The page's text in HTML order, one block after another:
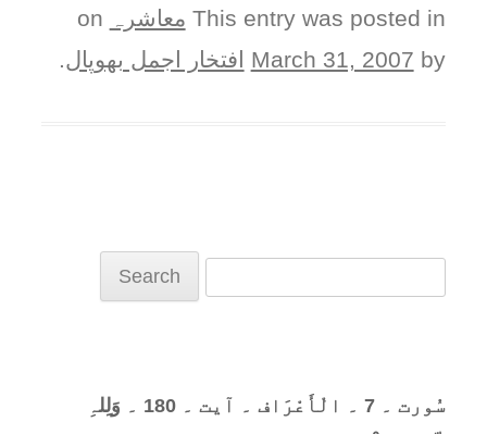
This entry was posted in معاشرہ
March 31, 2007 by افتخار اجمل بھوپال
سُورت ۔ 7 ۔ الْأَعْرَاف ۔ آیت ۔ 180 ۔ وَلِلہِ